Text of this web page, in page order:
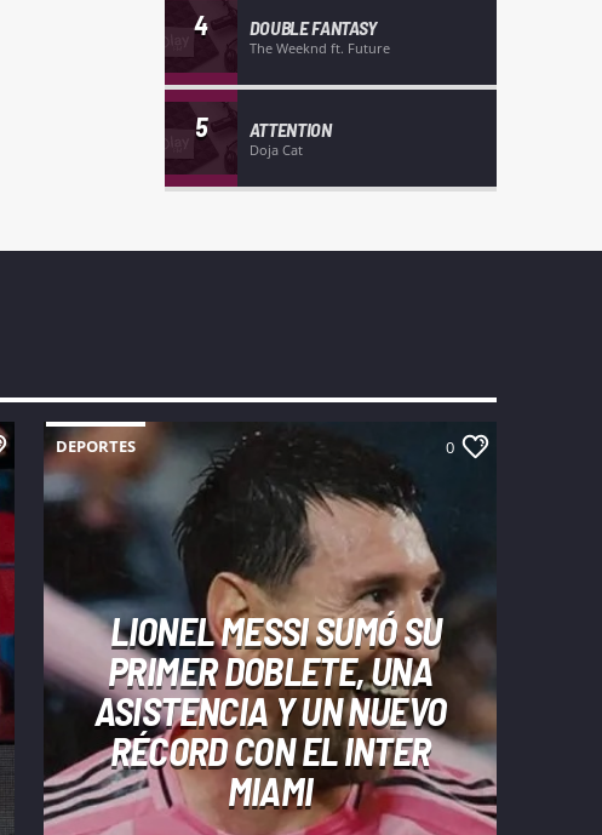
4 DOUBLE FANTASY
The Weeknd ft. Future
5 ATTENTION
Doja Cat
DEPORTES 0
LIONEL MESSI SUMÓ SU
PRIMER DOBLETE, UNA
ASISTENCIA Y UN NUEVO
RÉCORD CON EL INTER
MIAMI